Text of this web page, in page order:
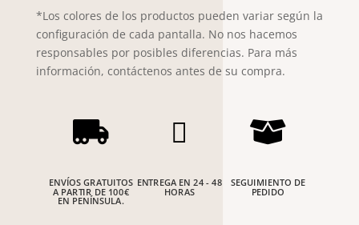
*Los colores de los productos pueden variar según la
configuración de cada pantalla. No nos hacemos
responsables por posibles diferencias. Para más
información, contáctenos antes de su compra.

ENVÍOS GRATUITOS
A PARTIR DE 100€
EN PENÍNSULA.

ENTREGA EN 24 - 48
HORAS

SEGUIMIENTO DE
PEDIDO